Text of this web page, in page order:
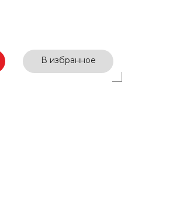
В избранное